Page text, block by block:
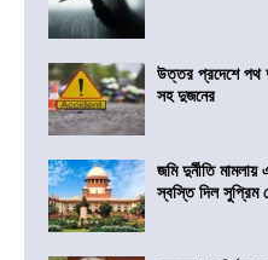
উত্তর প্রদেশে পথ
সহ দুজনের
জমি দুর্নীতি
স্বস্তি দিল সুপ্রিম